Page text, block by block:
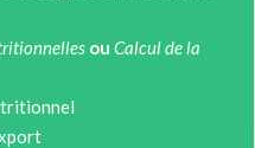
ouCalcul de la